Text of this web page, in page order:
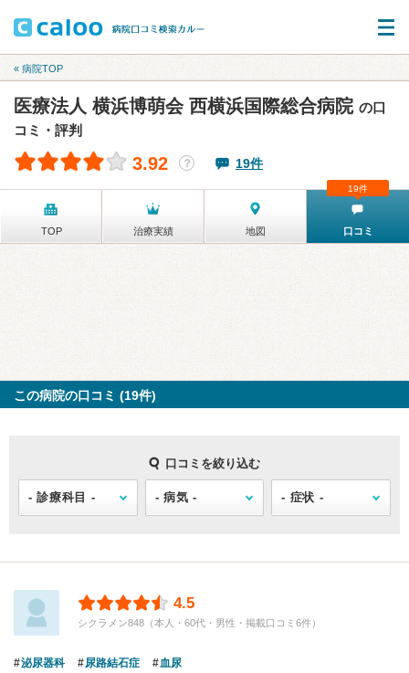
« 病院TOP
医療法人 横浜博萌会 西横浜国際総合病院 の口
コミ・評判
3.92 ？ 19件
TOP 治療実績 地図 口コミ
19件
この病院の口コミ (19件)
口コミを絞り込む
4.5
シクラメン848（本人・60代・男性・掲載口コミ6件）
泌尿器科 尿路結石症 血尿